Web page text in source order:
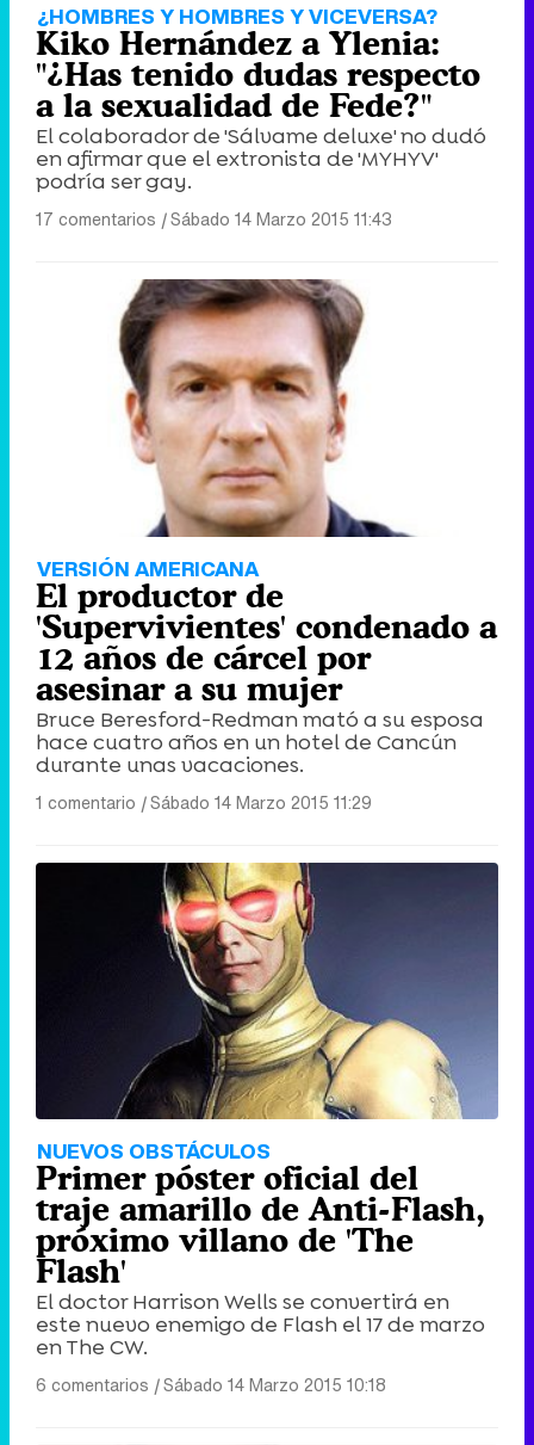
¿HOMBRES Y HOMBRES Y VICEVERSA?
Kiko Hernández a Ylenia:
"¿Has tenido dudas respecto
a la sexualidad de Fede?"
El colaborador de 'Sálvame deluxe' no dudó
en afirmar que el extronista de 'MYHYV'
podría ser gay.
17 comentarios |Sábado 14 Marzo 2015 11:43
VERSIÓN AMERICANA
El productor de
'Supervivientes' condenado a
12 años de cárcel por
asesinar a su mujer
Bruce Beresford-Redman mató a su esposa
hace cuatro años en un hotel de Cancún
durante unas vacaciones.
1 comentario |Sábado 14 Marzo 2015 11:29
NUEVOS OBSTÁCULOS
Primer póster oficial del
traje amarillo de Anti-Flash,
próximo villano de 'The
Flash'
El doctor Harrison Wells se convertirá en
este nuevo enemigo de Flash el 17 de marzo
en The CW.
6 comentarios |Sábado 14 Marzo 2015 10:18